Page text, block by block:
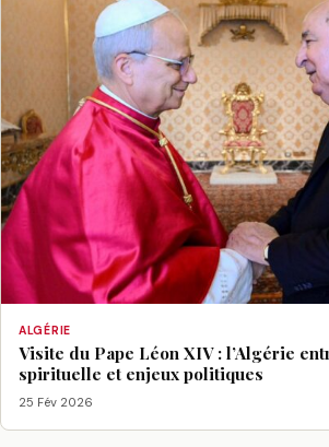
ALGÉRIE
Visite du Pape Léon XIV : l’Algérie
spirituelle et enjeux politiques
25 Fév 2026